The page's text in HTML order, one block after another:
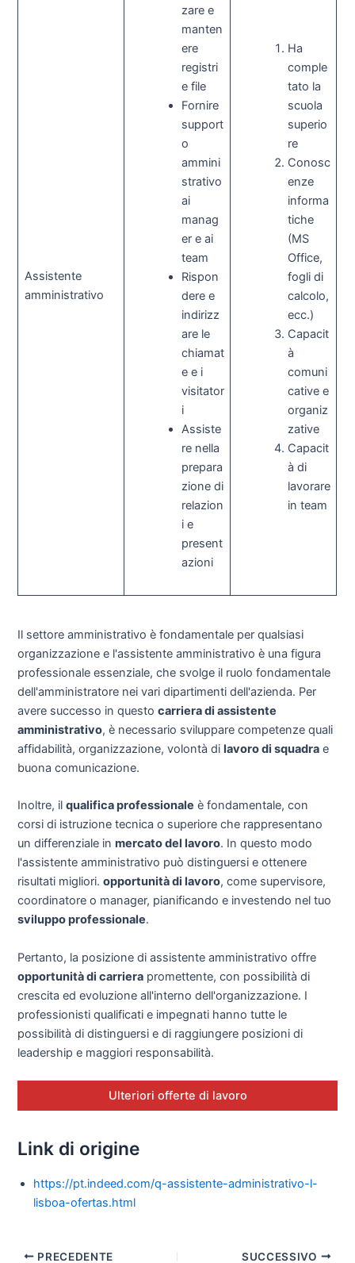
Assistente
amministrativo
zare e
manten
ere
registri
e file
Fornire
support
o
ammini
strativo
ai
manag
er e ai
team
Rispon
dere e
indirizz
are le
chiamat
e e i
visitator
i
Assiste
re nella
prepara
zione di
relazion
i e
present
azioni
Ha
comple
tato la
scuola
superio
re
Conosc
enze
informa
tiche
(MS
Office,
fogli di
calcolo,
ecc.)
Capacit
à
comuni
cative e
organiz
zative
Capacit
à di
lavorare
in team
Il settore amministrativo è fondamentale per qualsiasi
organizzazione e l'assistente amministrativo è una figura
professionale essenziale, che svolge il ruolo fondamentale
dell'amministratore nei vari dipartimenti dell'azienda. Per
avere successo in questocarriera di assistente
amministrativo, è necessario sviluppare competenze quali
affidabilità, organizzazione, volontà dilavoro di squadra e
buona comunicazione.
Inoltre, ilqualifica professionale è fondamentale, con
corsi di istruzione tecnica o superiore che rappresentano
un differenziale inmercato del lavoro. In questo modo
l'assistente amministrativo può distinguersi e ottenere
risultati migliori.opportunità di lavoro, come supervisore,
coordinatore o manager, pianificando e investendo nel tuo
sviluppo professionale.
Pertanto, la posizione di assistente amministrativo offre
opportunità di carriera promettente, con possibilità di
crescita ed evoluzione all'interno dell'organizzazione. I
professionisti qualificati e impegnati hanno tutte le
possibilità di distinguersi e di raggiungere posizioni di
leadership e maggiori responsabilità.
Ulteriori offerte di lavoro
Link di origine
https://pt.indeed.com/q-assistente-administrativo-l-
lisboa-ofertas.html
PRECEDENTE SUCCESSIVO